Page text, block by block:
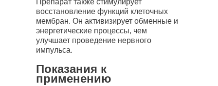
восстановление функций клеточных
мембран. Он активизирует обменные и
энергетические процессы, чем
улучшает проведение нервного
импульса.
Показания к
применению